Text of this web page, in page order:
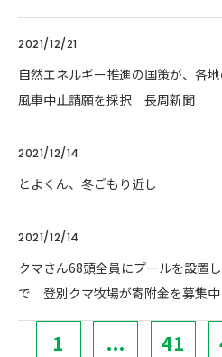
2021/12/21
自然エネルギー推進の国策が、各
風車中止請願を採択 長周新聞
2021/12/14
とよくん、冬ごもり近し
2021/12/14
クマさん68頭全員にプールを設置
で 登別クマ牧場が寄附金を募集中
1 ... 41